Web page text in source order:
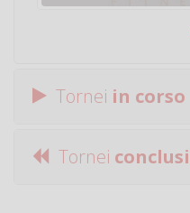
Tornei in corso
Tornei conclusi